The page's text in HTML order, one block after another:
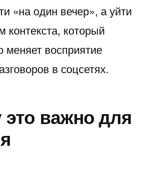
«на один вечер», а уйти
контекста, который
меняет восприятие
в соцсетях.
важно для